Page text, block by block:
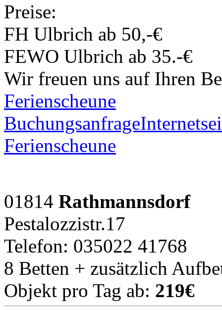
Preise:
FH Ulbrich ab 50,-€
FEWO Ulbrich ab 35.-€
Wir freuen uns auf Ihren
Ferienscheune
Buchungsanfrage
Ferienscheune
01814 Rathmannsdorf
Pestalozzistr.17
Telefon: 035022 41768
8 Betten + zusätzlich
Objekt pro Tag ab: 219€